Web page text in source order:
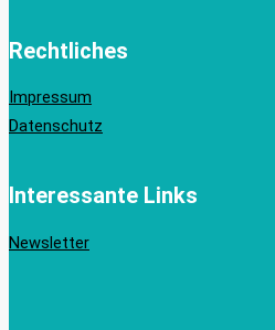
Rechtliches
Impressum
Datenschutz
Interessante Links
Newsletter